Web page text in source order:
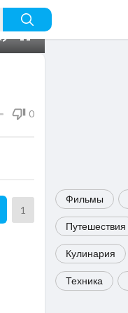
Фильмы
Путешествия
Кулинария
Техника
0
1